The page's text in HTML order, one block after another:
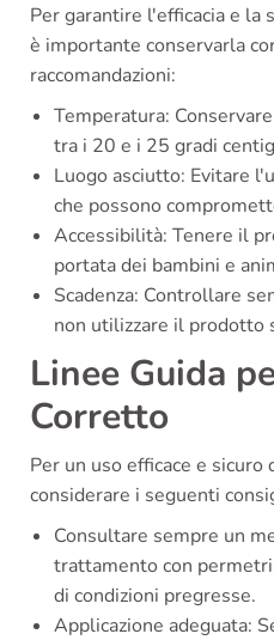
Per garantire l'efficacia e la
è importante conservarla
raccomandazioni:
Temperatura:
tra i 20 e i 25 gradi
Luogo asciutto: Evitare
che possono
Accessibilità: Tenere il
portata dei bambini e
Scadenza: Controllare
non utilizzare il prodotto
Linee Guida
Corretto
Per un uso efficace e
considerare i seguenti
Consultare sempre un
trattamento con
di condizioni pregresse.
Applicazione adeguata: